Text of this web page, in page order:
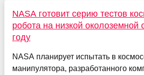
NASA готовит серию тестов
робота на низкой околоземной
году
NASA планирует испытать в
манипулятора, разработанного